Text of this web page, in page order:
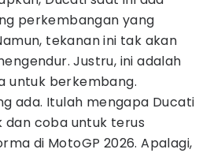
perkembangan yang
tekanan ini tak akan
Justru, ini adalah
untuk berkembang.
ada. Itulah mengapa Ducati
dan coba untuk terus
di MotoGP 2026. Apalagi,